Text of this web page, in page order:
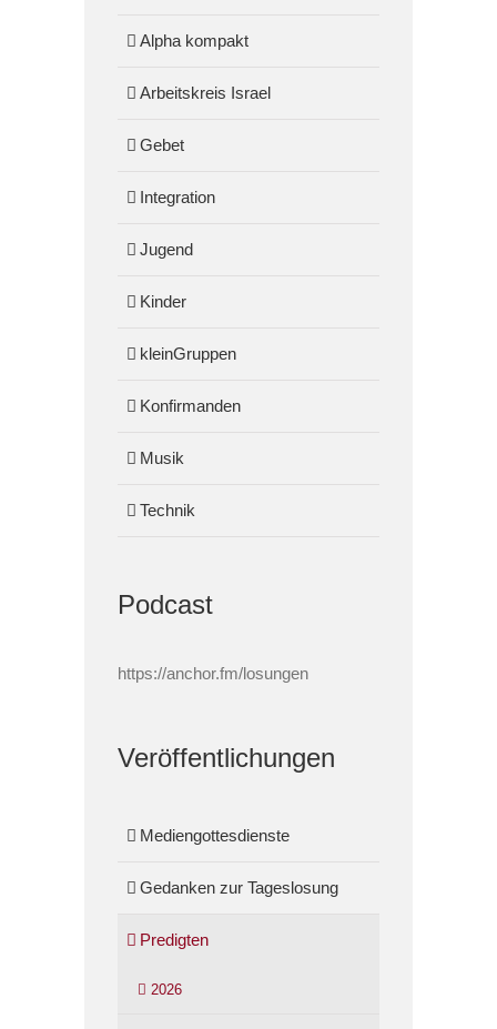
Alpha kompakt
Arbeitskreis Israel
Gebet
Integration
Jugend
Kinder
kleinGruppen
Konfirmanden
Musik
Technik
Podcast
https://anchor.fm/losungen
Veröffentlichungen
Mediengottesdienste
Gedanken zur Tageslosung
Predigten
2026